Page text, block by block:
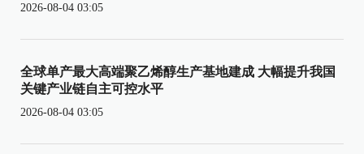
2026-08-04 03:05
全球单产最大高端聚乙烯醇生产基地建成 大幅提升我国
关键产业链自主可控水平
2026-08-04 03:05